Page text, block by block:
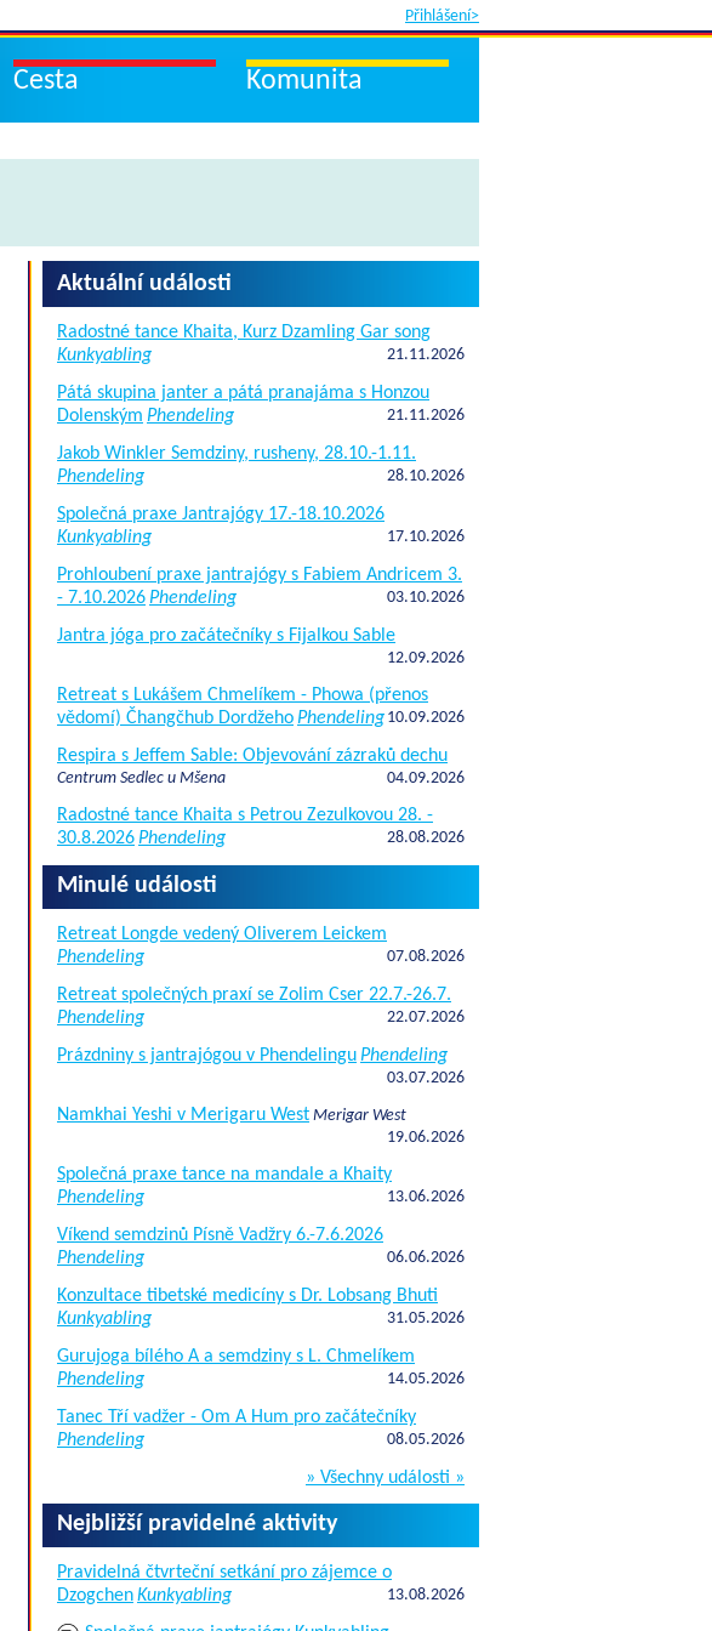
Přihlášení>
Cesta Komunita
Aktuální události
Radostné tance Khaita, Kurz Dzamling Gar song
Kunkyabling
21.11.2026
Pátá skupina janter a pátá pranajáma s Honzou
Dolenským Phendeling 21.11.2026
Jakob Winkler Semdziny, rusheny, 28.10.-1.11.
Phendeling
28.10.2026
Společná praxe Jantrajógy 17.-18.10.2026
Kunkyabling
17.10.2026
Prohloubení praxe jantrajógy s Fabiem Andricem 3.
- 7.10.2026Phendeling 03.10.2026
Jantra jóga pro začátečníky s Fijalkou Sable
12.09.2026
Retreat s Lukášem Chmelíkem - Phowa (přenos
vědomí) Čhangčhub DordžehoPhendeling 10.09.2026
Respira s Jeffem Sable: Objevování zázraků dechu
Centrum Sedlec u Mšena 04.09.2026
Radostné tance Khaita s Petrou Zezulkovou 28. -
30.8.2026Phendeling 28.08.2026
Minulé události
Retreat Longde vedený Oliverem Leickem
Phendeling
07.08.2026
Retreat společných praxí se Zolim Cser 22.7.-26.7.
Phendeling
22.07.2026
Prázdniny s jantrajógou v PhendelinguPhendeling
03.07.2026
Namkhai Yeshi v Merigaru West Merigar West
19.06.2026
Společná praxe tance na mandale a Khaity
Phendeling
13.06.2026
Víkend semdzinů Písně Vadžry 6.-7.6.2026
Phendeling
06.06.2026
Konzultace tibetské medicíny s Dr. Lobsang Bhuti
Kunkyabling
31.05.2026
Gurujoga bílého A a semdziny s L. Chmelíkem
Phendeling
14.05.2026
Tanec Tří vadžer - Om A Hum pro začátečníky
Phendeling
08.05.2026
» Všechny události »
Nejbližší pravidelné aktivity
Pravidelná čtvrteční setkání pro zájemce o
DzogchenKunkyabling 13.08.2026